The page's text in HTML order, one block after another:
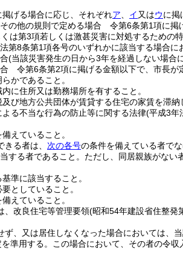
掲げる場合に応じ、それぞれア イ 又はウに掲
の他の規則で定める場合 令第6条第1項に掲
は第3項若しくは激甚災害に対処するための
第8条第1項各号のいずれかに該当する場合
(当該災害発生の日から3年を経過しない場合
令第6条第2項に掲げる金額以下で、市長が
かであること。
に住所又は勤務場所を有すること。
び地方公共団体が賃貸する住宅の家賃を滞納
る不当な行為の防止等に関する法律(平成3年
えていること。
る者は、 次の各号の条件を備えている者でな
する者であること。 ただし、同居親族がない
準に該当すること。
としていること。
えていること。
、改良住宅等管理要領(昭和54年建設省住整発
ず、又は居住しなくなった場合においては、
準用する。 この場合において、その者の令収